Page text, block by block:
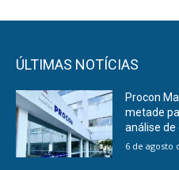
ÚLTIMAS NOTÍCIAS
Procon
metade
análise
6 de agosto